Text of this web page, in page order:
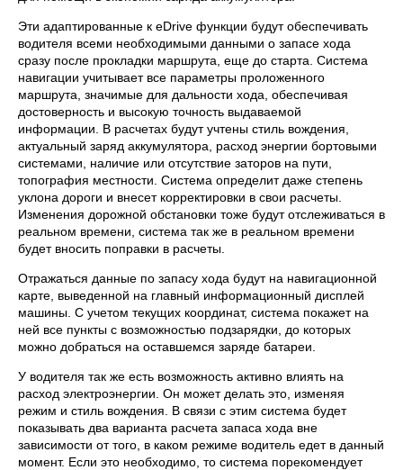
Эти адаптированные к eDrive функции будут обеспечивать
водителя всеми необходимыми данными о запасе хода
сразу после прокладки маршрута, еще до старта. Система
навигации учитывает все параметры проложенного
маршрута, значимые для дальности хода, обеспечивая
достоверность и высокую точность выдаваемой
информации. В расчетах будут учтены стиль вождения,
актуальный заряд аккумулятора, расход энергии бортовыми
системами, наличие или отсутствие заторов на пути,
топография местности. Система определит даже степень
уклона дороги и внесет корректировки в свои расчеты.
Изменения дорожной обстановки тоже будут отслеживаться в
реальном времени, система так же в реальном времени
будет вносить поправки в расчеты.
Отражаться данные по запасу хода будут на навигационной
карте, выведенной на главный информационный дисплей
машины. С учетом текущих координат, система покажет на
ней все пункты с возможностью подзарядки, до которых
можно добраться на оставшемся заряде батареи.
У водителя так же есть возможность активно влиять на
расход электроэнергии. Он может делать это, изменяя
режим и стиль вождения. В связи с этим система будет
показывать два варианта расчета запаса хода вне
зависимости от того, в каком режиме водитель едет в данный
момент. Если это необходимо, то система порекомендует